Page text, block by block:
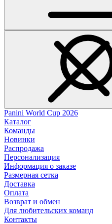
Panini World Cup 2026
Каталог
Команды
Новинки
Распродажа
Персонализация
Информация о заказе
Размерная сетка
Доставка
Оплата
Возврат и обмен
Для любительских команд
Контакты